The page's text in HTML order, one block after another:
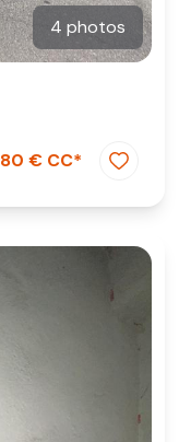
4 photos
80 € CC*